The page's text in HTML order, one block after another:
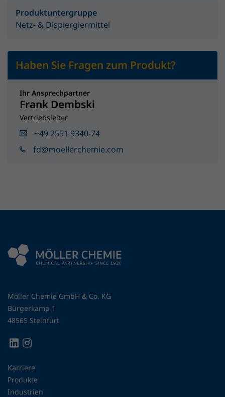
Produktuntergruppe
Netz- & Dispiergiermittel
Haben Sie Fragen zum Produkt?
Ihr Ansprechpartner
Frank Dembski
Vertriebsleiter
+49 2551 9340-74
fd@moellerchemie.com
Möller Chemie GmbH & Co. KG
Bürgerkamp 1
48565 Steinfurt
Karriere
Produkte
Industrien